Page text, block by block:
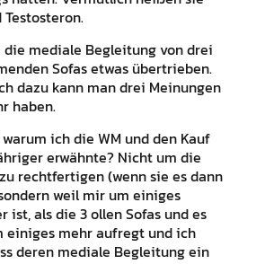
die mediale Begleitung von drei
Sofas etwas übertrieben.
dazu kann man drei Meinungen
haben.
ich die WM und den Kauf
erwähnte? Nicht um die
zu rechtfertigen (wenn sie es dann
weil mir um einiges
ist, als die 3 ollen Sofas und es
einiges mehr aufregt und ich
deren mediale Begleitung ein